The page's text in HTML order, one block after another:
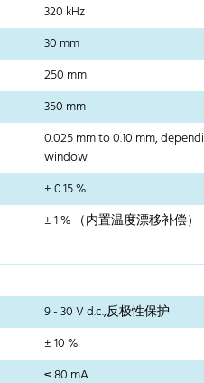
320 kHz
30 mm
250 mm
350 mm
0.025 mm to 0.10 mm,
window
± 0.15 %
± 1 % （内置温度漂移补偿）
9 - 30 V d.c.,反极性保护
± 10 %
≤ 80 mA